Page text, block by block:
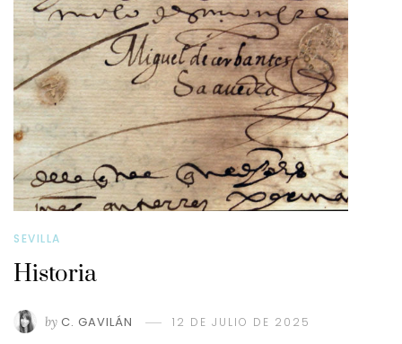
SEVILLA
Historia
by C. GAVILÁN 12 DE JULIO DE 2025